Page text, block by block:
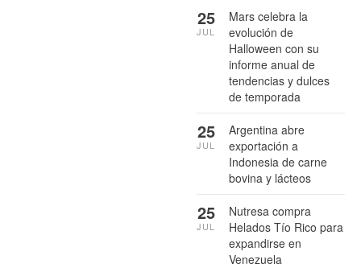
Mars celebra la
evolución de
Halloween con su
informe anual de
tendencias y dulces
de temporada
25
JUL
Argentina abre
exportación a
Indonesia de carne
bovina y lácteos
25
JUL
Nutresa compra
Helados Tío Rico para
expandirse en
Venezuela
25
JUL